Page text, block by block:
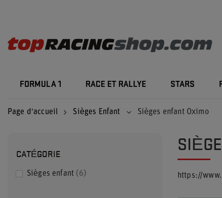
FORMULA 1 RACE ET RALLYE STARS
Page d'accueil Sièges Enfant Sièges enfant Oximo
CATÉGORIE
Sièges enfant 6 https://